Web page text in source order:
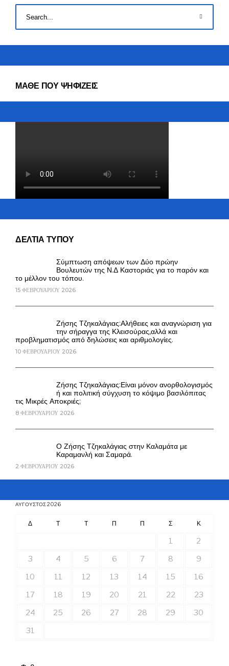
ΜΑΘΕ ΠΟΥ ΨΗΦΙΖΕΙΣ
ΔΕΛΤΙΑ ΤΥΠΟΥ
Σύμπτωση απόψεων των Δύο πρώην
Βουλευτών της Ν.Δ Καστοριάς για το παρόν και
το μέλλον του τόπου.
15 ΦΕΒΡΟΥΑΡΊΟΥ 2026
Ζήσης Τζηκαλάγιας:Αλήθειες και αναγνώριση για
την σήραγγα της Κλεισούρας,αλλά και
προβληματισμός από δηλώσεις και αριθμολογίες.
10 ΦΕΒΡΟΥΑΡΊΟΥ 2026
Ζήσης Τζηκαλάγιας:Είναι μόνον ανορθολογισμός
ή και πολιτική σύγχυση το κόψιμο βασιλόπιτας
τις Μικρές Αποκριές;
8 ΦΕΒΡΟΥΑΡΊΟΥ 2026
Ο Ζήσης Τζηκαλάγιας στην Καλαμάτα με
Καραμανλή και Σαμαρά.
2 ΦΕΒΡΟΥΑΡΊΟΥ 2026
ΑΎΓΟΥΣΤΟΣ 2026
Δ Τ Τ Π Π Σ Κ
1
2
3
4 5 6 7 8
9
10
11 12 13 14 15
16
17
18 19 20 21 22
23
24
25 26 27 28 29
30
31